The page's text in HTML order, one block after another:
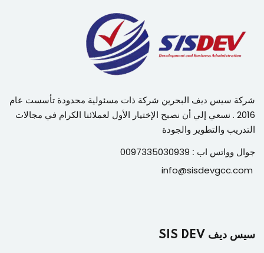
شركة سيس ديف البحرين شركة ذات مسئولية محدودة تأسست عام
2016 . نسعي إلي أن نصبح الإختيار الأول لعملائنا الكرام في مجالات
التدريب والتطوير والجودة
جوال وواتس اب :
info@sisdevgcc.com
سيس ديف SIS DEV